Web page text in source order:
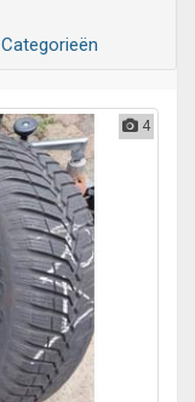
Categorieën
4